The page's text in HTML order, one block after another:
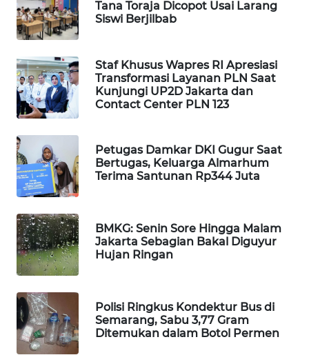
Tana Toraja Dicopot Usai Larang
Siswi Berjilbab
Staf Khusus Wapres RI Apresiasi
Transformasi Layanan PLN Saat
Kunjungi UP2D Jakarta dan
Contact Center PLN 123
Petugas Damkar DKI Gugur Saat
Bertugas, Keluarga Almarhum
Terima Santunan Rp344 Juta
BMKG: Senin Sore Hingga Malam
Jakarta Sebagian Bakal Diguyur
Hujan Ringan
Polisi Ringkus Kondektur Bus di
Semarang, Sabu 3,77 Gram
Ditemukan dalam Botol Permen
WAHANANEWS
NET
WAHANA
SPORT
WAHANA
WAHANA
SELEB
WAHANA
PERSONA
WAHANA
WAHANA
HEALTH